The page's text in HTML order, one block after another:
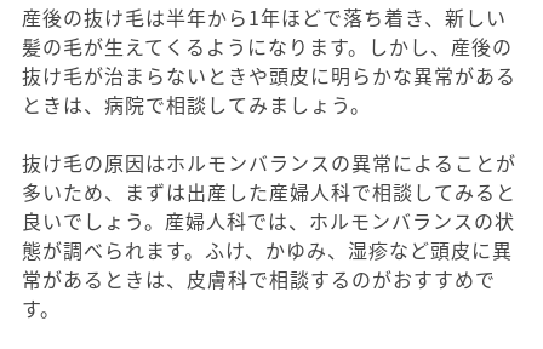
産後の抜け毛は半年から1年ほどで落ち着き、新しい
髪の毛が生えてくるようになります。しかし、産後の
抜け毛が治まらないときや頭皮に明らかな異常がある
ときは、病院で相談してみましょう。
抜け毛の原因はホルモンバランスの異常によることが
多いため、まずは出産した産婦人科で相談してみると
良いでしょう。産婦人科では、ホルモンバランスの状
態が調べられます。ふけ、かゆみ、湿疹など頭皮に異
常があるときは、皮膚科で相談するのがおすすめで
す。